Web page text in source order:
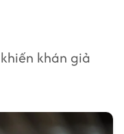
khán giả